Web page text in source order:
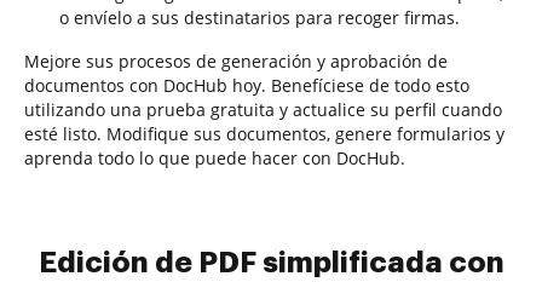
o envíelo a sus destinatarios para recoger firmas.
Mejore sus procesos de generación y aprobación de
documentos con DocHub hoy. Benefíciese de todo esto
utilizando una prueba gratuita y actualice su perfil cuando
esté listo. Modifique sus documentos, genere formularios y
aprenda todo lo que puede hacer con DocHub.
Edición de PDF simplificada con